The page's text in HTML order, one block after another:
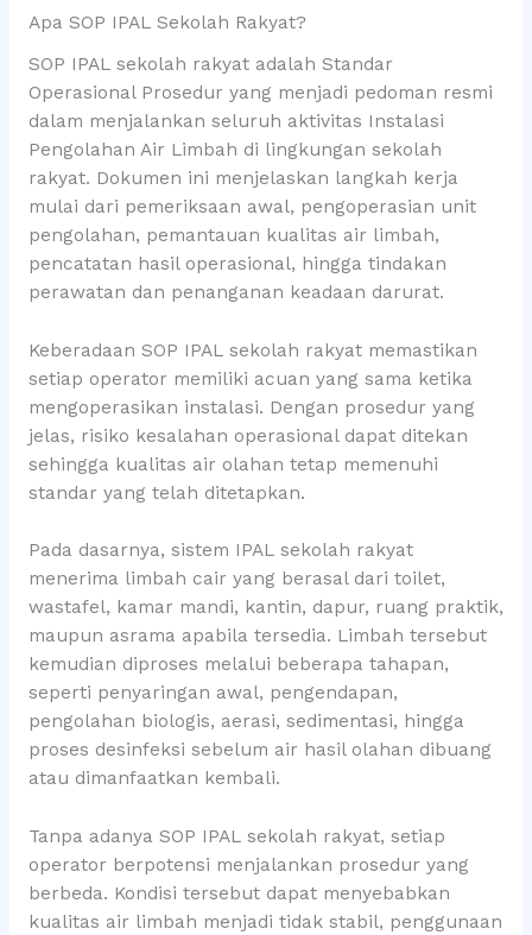
Apa SOP IPAL Sekolah Rakyat?
SOP IPAL sekolah rakyat adalah Standar
Operasional Prosedur yang menjadi pedoman resmi
dalam menjalankan seluruh aktivitas Instalasi
Pengolahan Air Limbah di lingkungan sekolah
rakyat. Dokumen ini menjelaskan langkah kerja
mulai dari pemeriksaan awal, pengoperasian unit
pengolahan, pemantauan kualitas air limbah,
pencatatan hasil operasional, hingga tindakan
perawatan dan penanganan keadaan darurat.
Keberadaan SOP IPAL sekolah rakyat memastikan
setiap operator memiliki acuan yang sama ketika
mengoperasikan instalasi. Dengan prosedur yang
jelas, risiko kesalahan operasional dapat ditekan
sehingga kualitas air olahan tetap memenuhi
standar yang telah ditetapkan.
Pada dasarnya, sistem IPAL sekolah rakyat
menerima limbah cair yang berasal dari toilet,
wastafel, kamar mandi, kantin, dapur, ruang praktik,
maupun asrama apabila tersedia. Limbah tersebut
kemudian diproses melalui beberapa tahapan,
seperti penyaringan awal, pengendapan,
pengolahan biologis, aerasi, sedimentasi, hingga
proses desinfeksi sebelum air hasil olahan dibuang
atau dimanfaatkan kembali.
Tanpa adanya SOP IPAL sekolah rakyat, setiap
operator berpotensi menjalankan prosedur yang
berbeda. Kondisi tersebut dapat menyebabkan
kualitas air limbah menjadi tidak stabil, penggunaan